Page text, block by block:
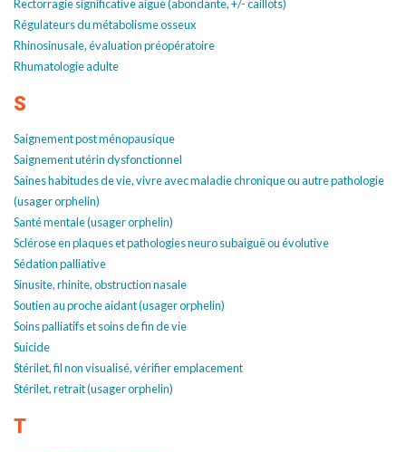
Rectorragie significative aiguë (abondante, +/- caillots)
Régulateurs du métabolisme osseux
Rhinosinusale, évaluation préopératoire
Rhumatologie adulte
S
Saignement post ménopausique
Saignement utérin dysfonctionnel
Saines habitudes de vie, vivre avec maladie chronique ou autre pathologie
(usager orphelin)
Santé mentale (usager orphelin)
Sclérose en plaques et pathologies neuro subaiguë ou évolutive
Sédation palliative
Sinusite, rhinite, obstruction nasale
Soutien au proche aidant (usager orphelin)
Soins palliatifs et soins de fin de vie
Suicide
Stérilet, fil non visualisé, vérifier emplacement
Stérilet, retrait (usager orphelin)
T